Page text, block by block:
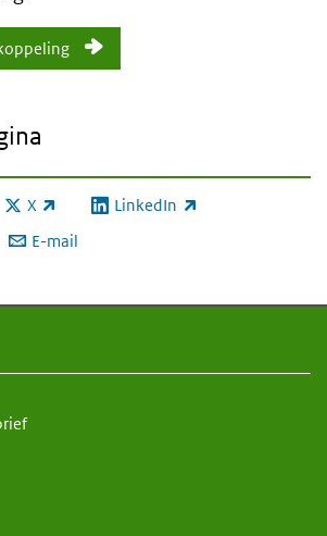
X
(externe link) LinkedIn
(externe link)
E-mail